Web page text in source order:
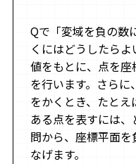
Qで「変域を負の数
くにはどうしたらよ
値をもとに、点を
を行います。さら
をかくとき、たとえ
ある点を表すには
問から、座標平面
なげます。